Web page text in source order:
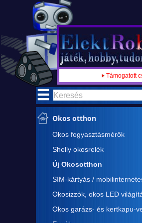
2023 Támogatott csapatunk:
Okos otthon
Okos fogyasztásmérők
Shelly okosrelék
Új Okosotthon